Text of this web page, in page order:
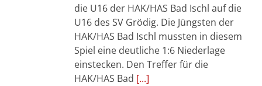
die U16 der HAK/HAS Bad Ischl auf die
U16 des SV Grödig. Die Jüngsten der
HAK/HAS Bad Ischl mussten in diesem
Spiel eine deutliche 1:6 Niederlage
einstecken. Den Treffer für die
HAK/HAS Bad [...]